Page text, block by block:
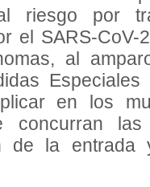
riesgo por
el SARS-
al
en los
las
de la